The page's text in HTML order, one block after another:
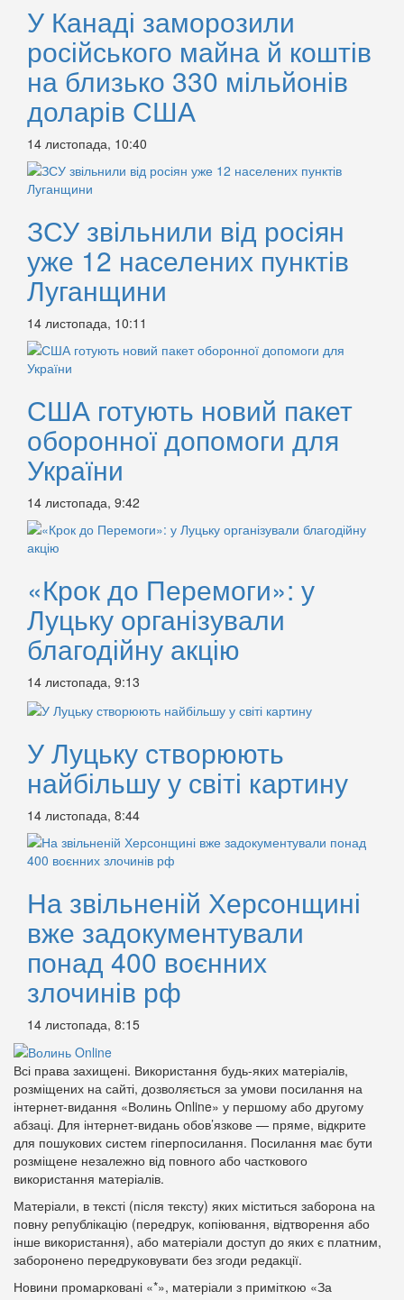
У Канаді заморозили
російського майна й коштів
на близько 330 мільйонів
доларів США
14 листопада, 10:40
ЗСУ звільнили від росіян
уже 12 населених пунктів
Луганщини
14 листопада, 10:11
США готують новий пакет
оборонної допомоги для
України
14 листопада, 9:42
«Крок до Перемоги»: у
Луцьку організували
благодійну акцію
14 листопада, 9:13
У Луцьку створюють
найбільшу у світі картину
14 листопада, 8:44
На звільненій Херсонщині
вже задокументували
понад 400 воєнних
злочинів рф
14 листопада, 8:15
Всі права захищені. Використання будь-яких матеріалів,
розміщених на сайті, дозволяється за умови посилання на
інтернет-видання «Волинь Online» у першому або другому
абзаці. Для інтернет-видань обов’язкове — пряме, відкрите
для пошукових систем гіперпосилання. Посилання має бути
розміщене незалежно від повного або часткового
використання матеріалів.
Матеріали, в тексті (після тексту) яких міститься заборона на
повну републікацію (передрук, копіювання, відтворення або
інше використання), або матеріали доступ до яких є платним,
заборонено передруковувати без згоди редакції.
Новини промарковані «*», матеріали з приміткою «За